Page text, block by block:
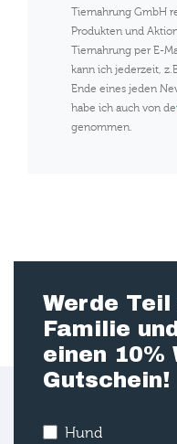
Tiernahrung GmbH
Produkten und
Tiernahrung per E-
kann ich jederzeit,
Ende eines jeden
habe ich auch von
genommen.
Werde
Familie
einen 10%
Gutschein!
Hund